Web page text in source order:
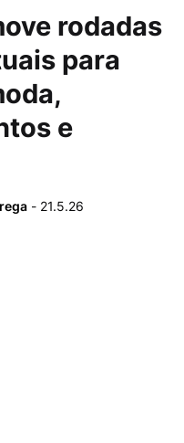
rodadas
para
e
- 21.5.26